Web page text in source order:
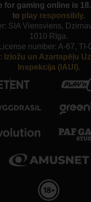
for gaming online is
to play responsibly.
SIA Viensviens,
1010 Rīga.
License number: A-67, TI-
Izložu un Azartspēļu
Inspekcija (IAUI).